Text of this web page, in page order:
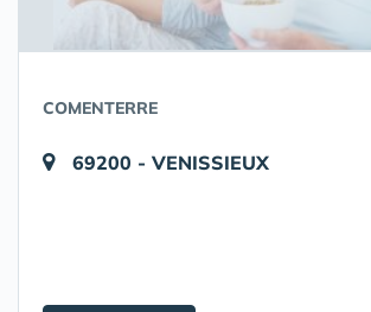
COMENTERRE
69200 - VENISSIEUX